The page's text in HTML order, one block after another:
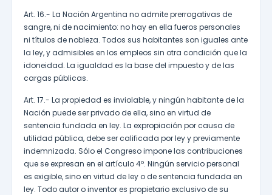
Art. 16.- La Nación Argentina no admite prerrogativas de
sangre, ni de nacimiento: no hay en ella fueros personales
ni títulos de nobleza. Todos sus habitantes son iguales ante
la ley, y admisibles en los empleos sin otra condición que la
idoneidad. La igualdad es la base del impuesto y de las
cargas públicas.
Art. 17.- La propiedad es inviolable, y ningún habitante de la
Nación puede ser privado de ella, sino en virtud de
sentencia fundada en ley. La expropiación por causa de
utilidad pública, debe ser calificada por ley y previamente
indemnizada. Sólo el Congreso impone las contribuciones
que se expresan en el artículo 4º. Ningún servicio personal
es exigible, sino en virtud de ley o de sentencia fundada en
ley. Todo autor o inventor es propietario exclusivo de su